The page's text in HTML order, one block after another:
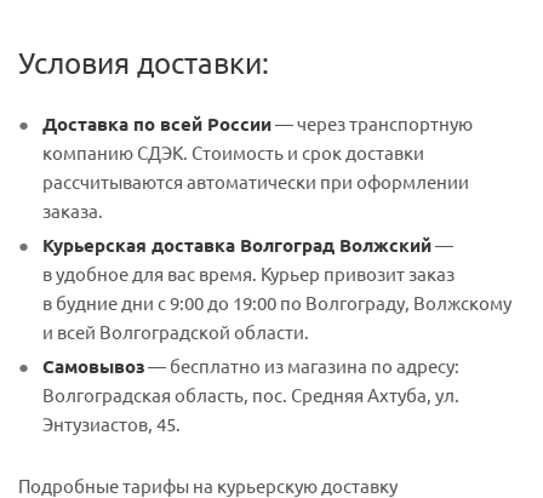
Условия доставки:
Доставка по всей России— через транспортную
компанию СДЭК. Стоимость и срок доставки
рассчитываются автоматически при оформлении
заказа.
Курьерская доставка Волгоград Волжский—
в удобное для вас время. Курьер привозит заказ
в будние дни с 9:00 до 19:00 по Волгограду, Волжскому
и всей Волгоградской области.
Самовывоз— бесплатно из магазина по адресу:
Волгоградская область, пос. Средняя Ахтуба, ул.
Энтузиастов, 45.
Подробные тарифы на курьерскую доставку